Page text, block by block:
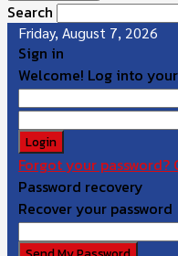
Search
Friday, August 7, 2026
Sign in
Welcome! Log into
Forgot your password?
Password recovery
Recover your password